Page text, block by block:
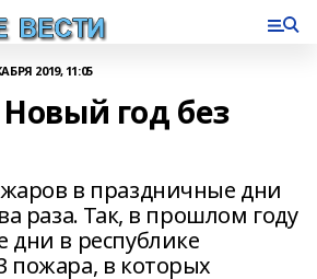
2019, 11:05
год без
в праздничные дни
раза. Так, в прошлом году
дни в республике
пожара, в которых